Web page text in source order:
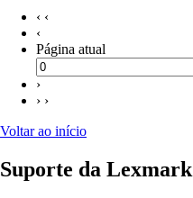
‹ ‹
‹
Página atual
›
› ›
Voltar ao início
Suporte da Lexmark